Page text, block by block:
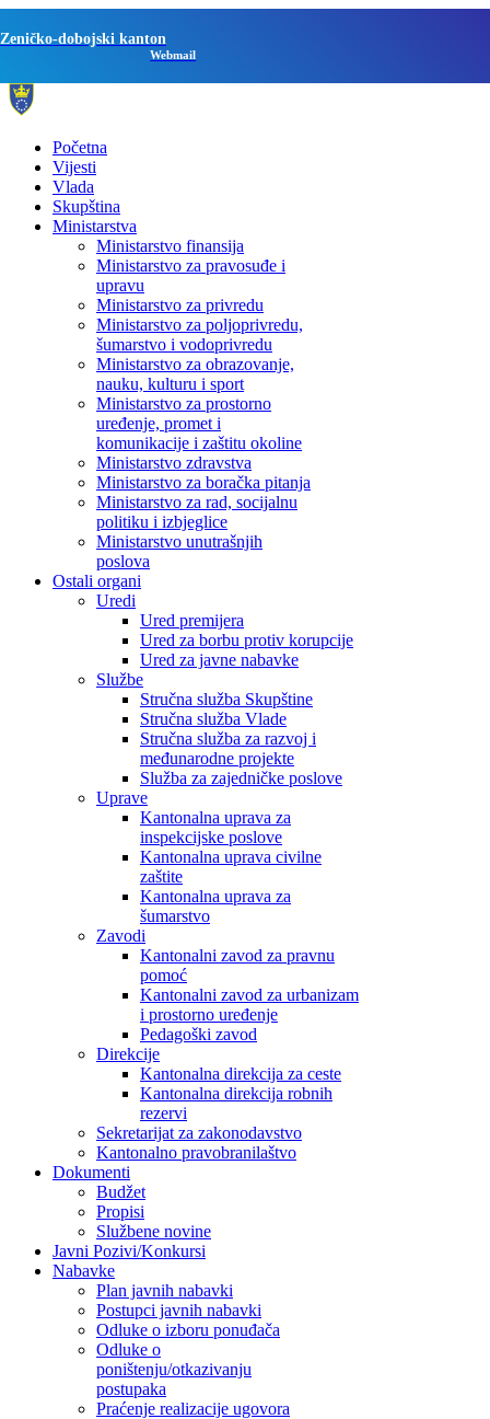
Zeničko-dobojski kanton
Webmail
Početna
Vijesti
Vlada
Skupština
Ministarstva
Ministarstvo finansija
Ministarstvo za pravosuđe i
upravu
Ministarstvo za privredu
Ministarstvo za poljoprivredu,
šumarstvo i vodoprivredu
Ministarstvo za obrazovanje,
nauku, kulturu i sport
Ministarstvo za prostorno
uređenje, promet i
komunikacije i zaštitu okoline
Ministarstvo zdravstva
Ministarstvo za boračka pitanja
Ministarstvo za rad, socijalnu
politiku i izbjeglice
Ministarstvo unutrašnjih
poslova
Ostali organi
Uredi
Ured premijera
Ured za borbu protiv korupcije
Ured za javne nabavke
Službe
Stručna služba Skupštine
Stručna služba Vlade
Stručna služba za razvoj i
međunarodne projekte
Služba za zajedničke poslove
Uprave
Kantonalna uprava za
inspekcijske poslove
Kantonalna uprava civilne
zaštite
Kantonalna uprava za
šumarstvo
Zavodi
Kantonalni zavod za pravnu
pomoć
Kantonalni zavod za urbanizam
i prostorno uređenje
Pedagoški zavod
Direkcije
Kantonalna direkcija za ceste
Kantonalna direkcija robnih
rezervi
Sekretarijat za zakonodavstvo
Kantonalno pravobranilaštvo
Dokumenti
Budžet
Propisi
Službene novine
Javni Pozivi/Konkursi
Nabavke
Plan javnih nabavki
Postupci javnih nabavki
Odluke o izboru ponuđača
Odluke o
poništenju/otkazivanju
postupaka
Praćenje realizacije ugovora